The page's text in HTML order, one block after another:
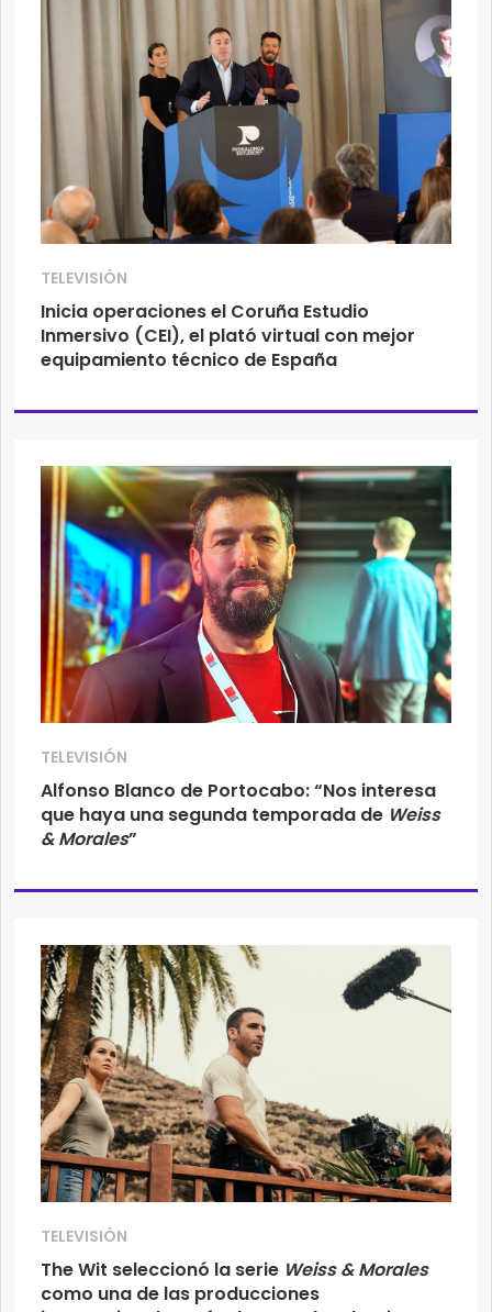
TELEVISIÓN
Inicia operaciones el Coruña Estudio
Inmersivo (CEI), el plató virtual con mejor
equipamiento técnico de España
TELEVISIÓN
Alfonso Blanco de Portocabo: “Nos interesa
que haya una segunda temporada de Weiss
& Morales”
TELEVISIÓN
The Wit seleccionó la serie Weiss & Morales
como una de las producciones